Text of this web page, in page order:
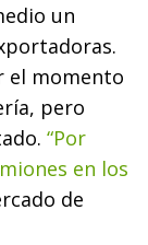
un
el momento
pero
“Por
en los
de